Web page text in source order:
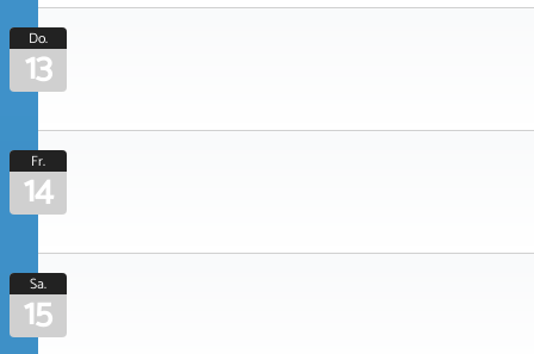
Do.
13
Fr.
14
Sa.
15